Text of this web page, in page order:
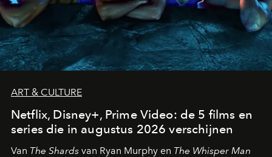
ART & CULTURE
Netflix, Disney+, Prime Video: de 5 films en
series die in augustus 2026 verschijnen
Van The Shards van Ryan Murphy en The Whisper Man